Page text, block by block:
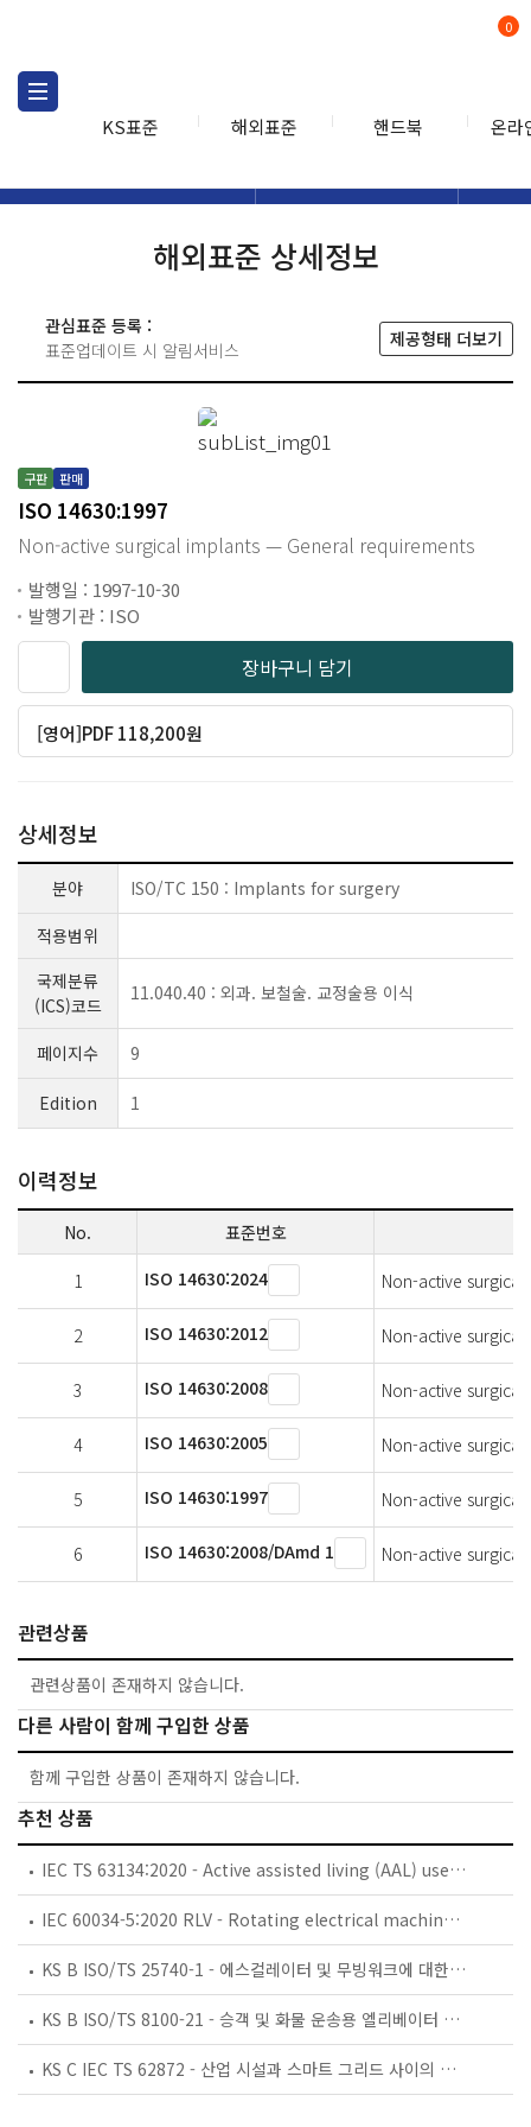
KS표준 해외표준 핸드북 온라
0
해외표준 상세정보
관심표준 등록 :
표준업데이트 시 알림서비스
제공형태 더보기
구판 판매
ISO 14630:1997
Non-active surgical implants — General requirements
발행일 : 1997-10-30
발행기관 : ISO
장바구니 담기
[영어]PDF 118,200원
상세정보
분야
ISO/TC 150 : Implants for surgery
적용범위
국제분류
(ICS)코드
11.040.40 : 외과. 보철술. 교정술용 이식
페이지수 9
Edition 1
이력정보
No. 표준번호
1 ISO 14630:2024 Non-active
2 ISO 14630:2012 Non-active
3 ISO 14630:2008 Non-active
4 ISO 14630:2005 Non-active
5 ISO 14630:1997 Non-active
6 ISO 14630:2008/DAmd 1 Non-active
관련상품
관련상품이 존재하지 않습니다.
다른 사람이 함께 구입한 상품
함께 구입한 상품이 존재하지 않습니다.
추천 상품
IEC TS 63134:2020 - Active assisted living (AAL) use cases
IEC 60034-5:2020 RLV - Rotating electrical machines - Part 5: Degrees of protection provided by the integral design of rotating electrical machines (IP code) - Classification
KS B ISO/TS 25740-1 - 에스컬레이터 및 무빙워크에 대한 안전요건 — 제1부: 세계공통 필수 안전요건(GESRs)
KS B ISO/TS 8100-21 - 승객 및 화물 운송용 엘리베이터 —제21부: 세계공통 필수안전요건(GESRs)을 충족하는 세계공통 안전 파라미터(GSPs)
KS C IEC TS 62872 - 산업 시설과 스마트 그리드 사이의 산업 공정 측정, 제어 및 자동화 시스템 인터페이스